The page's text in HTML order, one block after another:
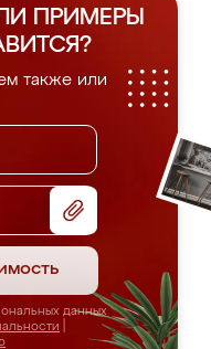
ПРИМЕРЫ
также или
данных